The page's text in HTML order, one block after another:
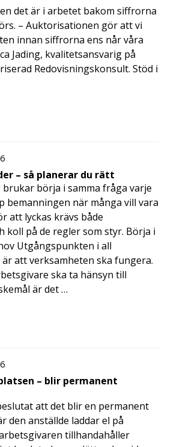
det är i arbetet bakom siffrorna
– Auktorisationen gör att vi
innan siffrorna ens når våra
Jading, kvalitetsansvarig på
Redovisningskonsult. Stöd i
– så planerar du rätt
börja i samma fråga varje
bemanningen när många vill vara
att lyckas krävs både
koll på de regler som styr. Börja i
Utgångspunkten i all
att verksamheten ska fungera.
ska ta hänsyn till
är det …
– blir permanent
att det blir en permanent
den anställde laddar el på
tillhandahåller